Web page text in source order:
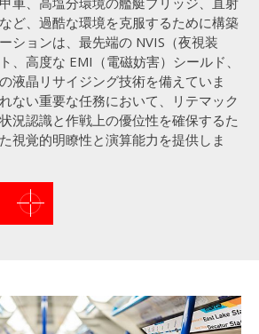
ど、過酷な環境を克服するために構築
ションは、最先端の NVIS（夜視装
、高度な EMI（電磁妨害）シールド、
液晶リサイジング技術を備えていま
ない重要な任務において、リテマック
況認識と作戦上の優位性を確保するた
視覚的明瞭性と演算能力を提供しま